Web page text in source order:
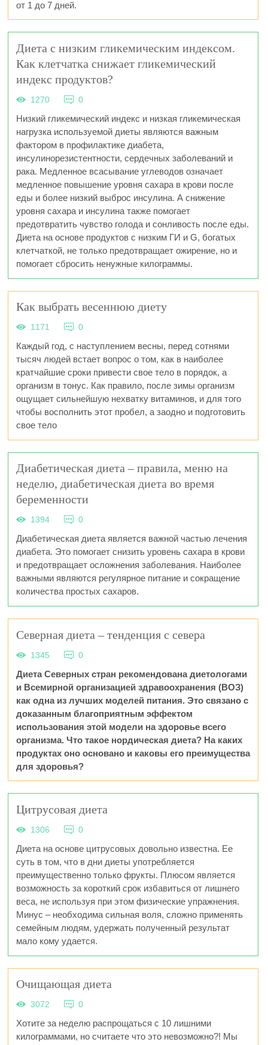
от 1 до 7 дней.
Диета с низким гликемическим индексом.
Как клетчатка снижает гликемический
индекс продуктов?
1270 0
Низкий гликемический индекс и низкая гликемическая
нагрузка используемой диеты являются важным
фактором в профилактике диабета,
инсулинорезистентности, сердечных заболеваний и
рака. Медленное всасывание углеводов означает
медленное повышение уровня сахара в крови после
еды и более низкий выброс инсулина. А снижение
уровня сахара и инсулина также помогает
предотвратить чувство голода и сонливость после еды.
Диета на основе продуктов с низким ГИ и G, богатых
клетчаткой, не только предотвращает ожирение, но и
помогает сбросить ненужные килограммы.
Как выбрать весеннюю диету
1171 0
Каждый год, с наступлением весны, перед сотнями
тысяч людей встает вопрос о том, как в наиболее
кратчайшие сроки привести свое тело в порядок, а
организм в тонус. Как правило, после зимы организм
ощущает сильнейшую нехватку витаминов, и для того
чтобы восполнить этот пробел, а заодно и подготовить
свое тело
Диабетическая диета – правила, меню на
неделю, диабетическая диета во время
беременности
1394 0
Диабетическая диета является важной частью лечения
диабета. Это помогает снизить уровень сахара в крови
и предотвращает осложнения заболевания. Наиболее
важными являются регулярное питание и сокращение
количества простых сахаров.
Северная диета – тенденция с севера
1345 0
Диета Северных стран рекомендована диетологами
и Всемирной организацией здравоохранения (ВОЗ)
как одна из лучших моделей питания. Это связано с
доказанным благоприятным эффектом
использования этой модели на здоровье всего
организма. Что такое нордическая диета? На каких
продуктах оно основано и каковы его преимущества
для здоровья?
Цитрусовая диета
1306 0
Диета на основе цитрусовых довольно известна. Ее
суть в том, что в дни диеты употребляется
преимущественно только фрукты. Плюсом является
возможность за короткий срок избавиться от лишнего
веса, не используя при этом физические упражнения.
Минус – необходима сильная воля, сложно применять
семейным людям, удержать полученный результат
мало кому удается.
Очищающая диета
3072 0
Хотите за неделю распрощаться с 10 лишними
килограммами, но считаете что это невозможно?! Мы